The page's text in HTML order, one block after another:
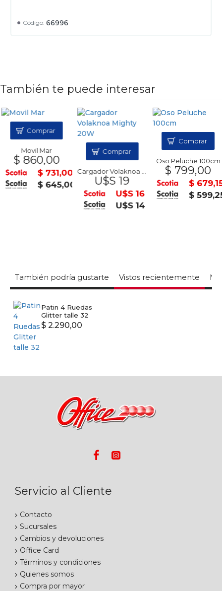
Código: 66996
También te puede interesar
Movil Mar
$ 860,00
$ 731,00
$ 645,00
Comprar
Cargador Volaknoa Mighty 20W
U$S 19
U$S 16
U$S 14
Comprar
Oso Peluche 100cm
$ 799,00
$ 679,15
$
Comprar
También podría gustarte Vistos recientemente
Patin 4 Ruedas
Glitter talle 32
$ 2.290,00
Servicio al Cliente
Contacto
Sucursales
Cambios y devoluciones
Office Card
Términos y condiciones
Quienes somos
Compra por mayor